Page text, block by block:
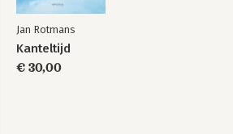
Jan Rotmans
Kanteltijd
€ 30,00